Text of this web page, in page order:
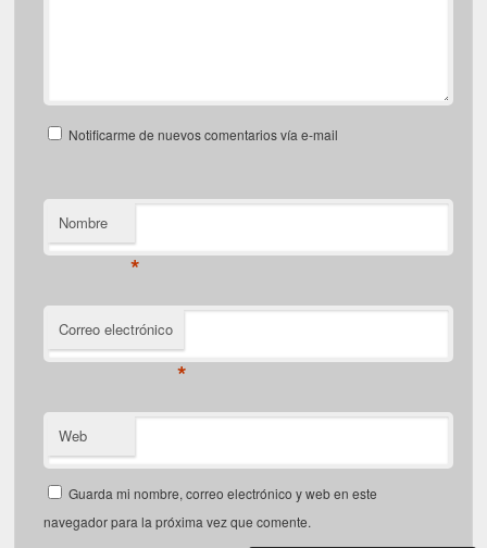
Notificarme de nuevos comentarios vía e-mail
Nombre
*
Correo electrónico
*
Web
Guarda mi nombre, correo electrónico y web en este
navegador para la próxima vez que comente.